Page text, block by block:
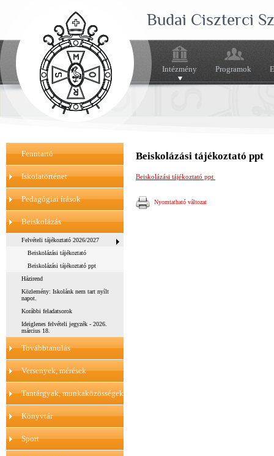
Budai Ciszterci
Intézmény Programok
Fenntartó
Iskolatörténet
Pedagógiai írások
Beiskolázás
Felvételi tájékoztató 2026/2027
Beiskolázási tájékoztató
Beiskolázási tájékoztató ppt
Házirend
Közlemény: Iskolánk nem tart nyílt
napot.
Korábbi feladatsorok
Ideiglenes felvételi jegyzék - 2026.
március 18.
Továbbtanulás
Versenyek, mérések
Tantárgyak, munkaközösségek
Könyvtár
Sport
Beiskolázási tájékoztató ppt
Beiskolázási tájékoztató ppt
Nyomtatható változat